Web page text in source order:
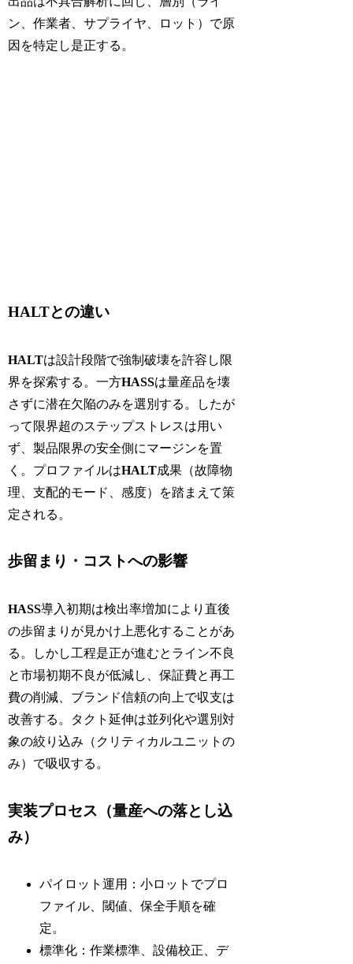
ン、作業者、サプライヤ、ロット）で原
因を特定し是正する。
HALTとの違い
HALTは設計段階で強制破壊を許容し限
界を探索する。一方HASSは量産品を壊
さずに潜在欠陥のみを選別する。したが
って限界超のステップストレスは用い
ず、製品限界の安全側にマージンを置
く。プロファイルはHALT成果（故障物
理、支配的モード、感度）を踏まえて策
定される。
歩留まり・コストへの影響
HASS導入初期は検出率増加により直後
の歩留まりが見かけ上悪化することがあ
る。しかし工程是正が進むとライン不良
と市場初期不良が低減し、保証費と再工
費の削減、ブランド信頼の向上で収支は
改善する。タクト延伸は並列化や選別対
象の絞り込み（クリティカルユニットの
み）で吸収する。
実装プロセス（量産への落とし込
み）
パイロット運用：小ロットでプロ
ファイル、閾値、保全手順を確
定。
標準化：作業標準、設備校正、デ